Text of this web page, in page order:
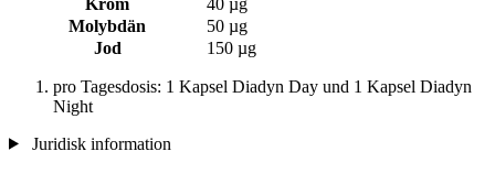
Molybdän
50 µg
Jod
150 µg
pro Tagesdosis: 1 Kapsel Diadyn Day und 1 Kapsel Diadyn
Night
Juridisk information